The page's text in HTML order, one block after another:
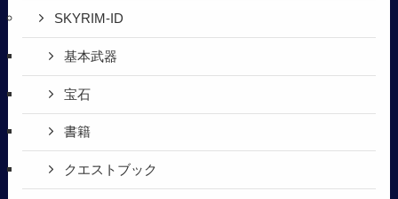
SKYRIM-ID
基本武器
宝石
書籍
クエストブック